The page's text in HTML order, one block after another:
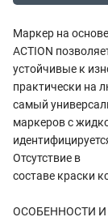
Маркер на
ACTION
устойчивые к
практически на
самый
маркеров с
Отсутствие в
составе краски
ОСОБЕННОСТИ